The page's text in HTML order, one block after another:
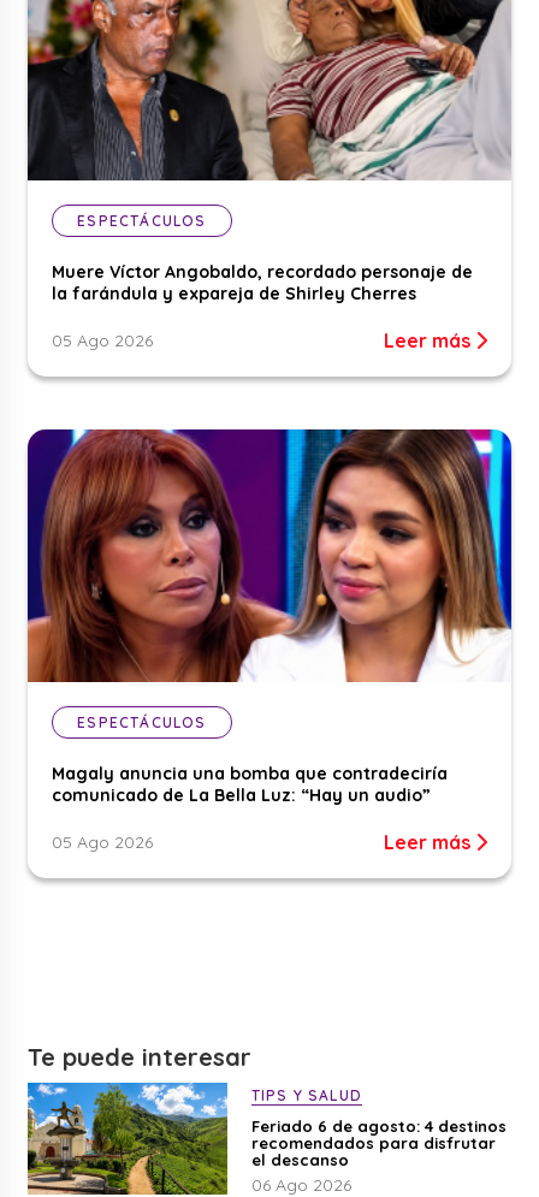
ESPECTÁCULOS
Muere Víctor Angobaldo, recordado personaje de
la farándula y expareja de Shirley Cherres
05 Ago 2026 Leer más
ESPECTÁCULOS
Magaly anuncia una bomba que contradeciría
comunicado de La Bella Luz: “Hay un audio”
05 Ago 2026 Leer más
Te puede interesar
TIPS Y SALUD
Feriado 6 de agosto: 4 destinos
recomendados para disfrutar
el descanso
06 Ago 2026